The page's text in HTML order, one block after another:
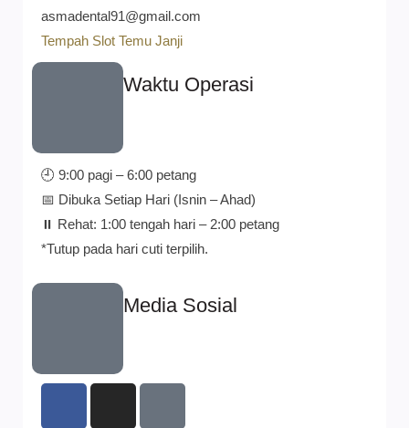
asmadental91@gmail.com
Tempah Slot Temu Janji
Waktu Operasi
🕘 9:00 pagi – 6:00 petang
📅 Dibuka Setiap Hari (Isnin – Ahad)
⏸️ Rehat: 1:00 tengah hari – 2:00 petang
*Tutup pada hari cuti terpilih.
Media Sosial